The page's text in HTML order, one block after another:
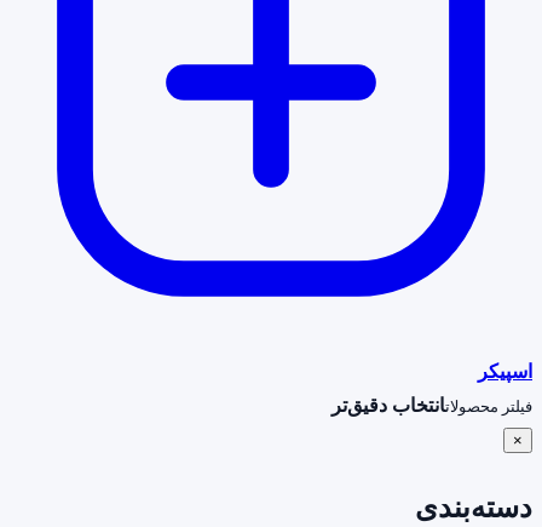
اسپیکر
فیلتر محصولاتانتخاب دقیق‌تر
×
دسته‌بندی